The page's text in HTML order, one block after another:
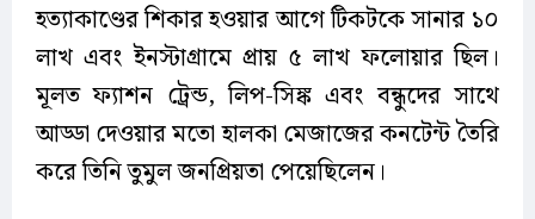
হত্যাকাণ্ডের শিকার হওয়ার আগে টিকটকে সানার ১০
লাখ এবং ইনস্টাগ্রামে প্রায় ৫ লাখ ফলোয়ার ছিল।
মূলত ফ্যাশন ট্রেন্ড, লিপ-সিঙ্ক এবং বন্ধুদের সাথে
আড্ডা দেওয়ার মতো হালকা মেজাজের কনটেন্ট তৈরি
করে তিনি তুমুল জনপ্রিয়তা পেয়েছিলেন।